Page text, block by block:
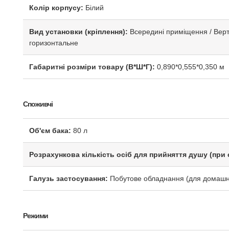
Колір корпусу: Білий
Вид установки (кріплення): Всередині приміщення /
горизонтальне
Габаритні розміри товару (В*Ш*Г): 0,890*0,555*0,350 м
Споживчі
Об'єм бака: 80 л
Розрахункова кількість осіб для прийняття душу (при
Галузь застосування: Побутове обладнання (для
Режими